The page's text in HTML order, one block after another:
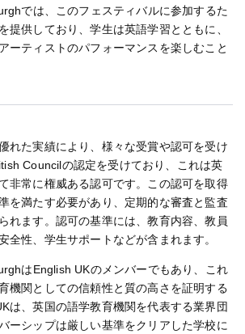
では、このフェスティバルに参加するた
提供しており、学生は英語学習とともに、
ーティストのパフォーマンスを楽しむこと
れた実績により、様々な受賞や認可を受け
Councilの認定を受けており、これは英
非常に権威ある認可です。この認可を取得
を満たす必要があり、定期的な審査と監査
れます。認可の基準には、教育内容、教員
全性、学生サポートなどが含まれます。
はEnglish UKのメンバーでもあり、これ
機関としての信頼性と質の高さを証明する
は、英国の語学教育機関を代表する業界団
ーシップは厳しい基準をクリアした学校に